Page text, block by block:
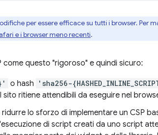
per essere efficace su tutti i browser. Per
e i browser meno recenti.
questo "rigoroso" e quindi sicuro:
o hash 'sha256-
ritiene attendibili da eseguire nel
lo sforzo di implementare un CSP
di script creati da uno script